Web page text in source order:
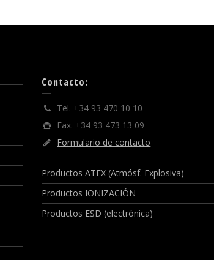
Contacto:
Tel. +34 93 470 10 10
Fax. +34 93 473 13 09
Formulario de contacto
Productos ATEX (Atmósf. Explosiva)
Productos IONIZACIÓN
Productos ESD (electrónica)